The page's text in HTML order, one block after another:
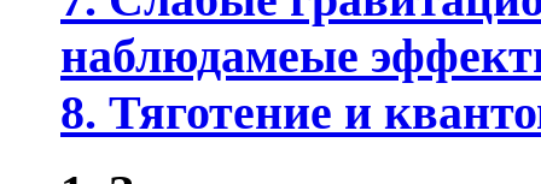
наблюдамеые
8. Тяготение и